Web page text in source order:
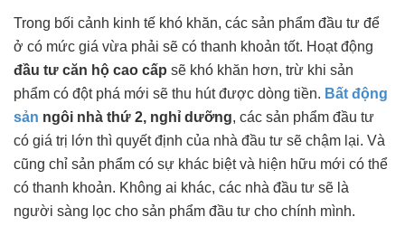
Trong bối cảnh kinh tế khó khăn, các sản phẩm đầu tư để
ở có mức giá vừa phải sẽ có thanh khoản tốt. Hoạt động
đầu tư căn hộ cao cấp sẽ khó khăn hơn, trừ khi sản
phẩm có đột phá mới sẽ thu hút được dòng tiền. Bất động
sản ngôi nhà thứ 2, nghỉ dưỡng, các sản phẩm đầu tư
có giá trị lớn thì quyết định của nhà đầu tư sẽ chậm lại. Và
cũng chỉ sản phẩm có sự khác biệt và hiện hữu mới có thể
có thanh khoản. Không ai khác, các nhà đầu tư sẽ là
người sàng lọc cho sản phẩm đầu tư cho chính mình.